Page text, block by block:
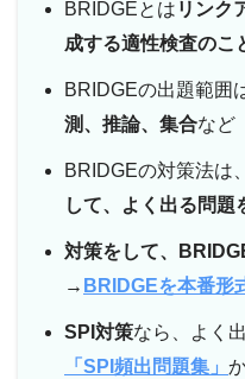
BRIDGEとは リンク
成する適性検査のこ
BRIDGEの出題範囲
測、推論、集合など
BRIDGEの対策法は、
して、よく出る問題
対策をして、
→ BRIDGEを本番形
SPI対策なら、よく
「SPI頻出問題集」